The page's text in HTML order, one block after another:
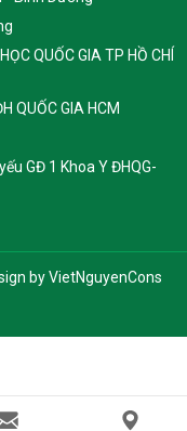
QUỐC GIA TP HỒ CHÍ
QUỐC GIA HCM
GĐ 1 Khoa Y ĐHQG-
byVietNguyenCons